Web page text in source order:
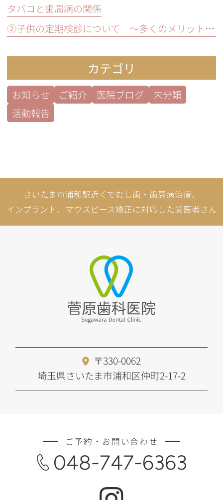
タバコと歯周病の関係
②子供の定期検診について ～多くのメリットとは？～
カテゴリ
お知らせ ご紹介 医院ブログ
未分類
活動報告
さいたま市浦和駅近くでむし歯・歯周病治療、
インプラント、マウスピース矯正に対応した歯医者さん
〒330-0062
埼玉県さいたま市浦和区仲町2-17-2
ご予約・お問い合わせ
048-747-6363